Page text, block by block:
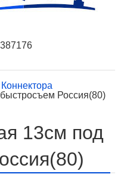
Коннектора
Россия(80)
13см под